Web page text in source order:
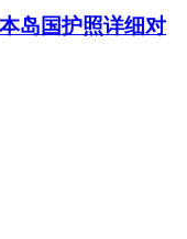
岛国护照详细对